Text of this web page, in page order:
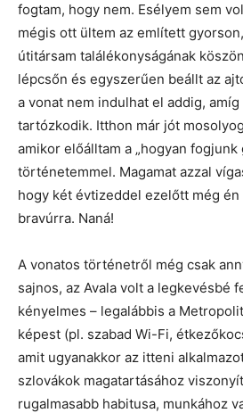
fogtam, hogy nem. Esélyem sem
mégis ott ültem az említett
útitársam találékonyságának
lépcsőn és egyszerűen beállt az
a vonat nem indulhat el addig,
tartózkodik. Itthon már jót
amikor előálltam a „hogyan fogjunk
történetemmel. Magamat azzal
hogy két évtizeddel ezelőtt még
bravúrra. Naná!
A vonatos történetről még csak
sajnos, az Avala volt a legkevésbé
kényelmes – legalábbis a
képest (pl. szabad Wi-Fi,
amit ugyanakkor az itteni
szlovákok magatartásához
rugalmasabb habitusa, munkához